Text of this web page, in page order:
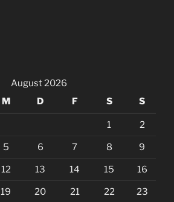
August 2026
M D F S S
1 2
5 6 7 8 9
12 13 14 15 16
19 20 21 22 23